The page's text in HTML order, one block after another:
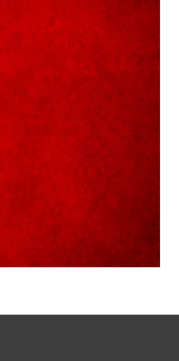
προς κ.